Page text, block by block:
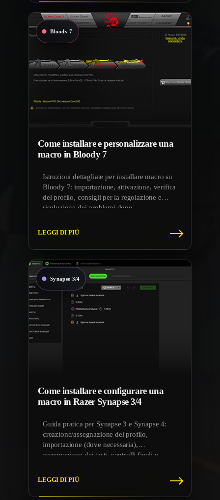
Come installare e personalizzare una
macro in Bloody 7
Istruzioni dettagliate per installare macro su
Bloody 7: importazione, attivazione, verifica
del profilo, consigli per la regolazione e
risoluzione dei problemi dopo
LEGGI DI PIÙ
Come installare e configurare una
macro in Razer Synapse 3/4
Guida pratica per Synapse 3 e Synapse 4:
creazione/assegnazione del profilo,
importazione (dove necessaria),
assegnazione dei tasti, controlli finali e
impostazioni.
LEGGI DI PIÙ